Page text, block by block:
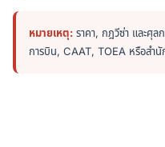
หมายเหตุ: ราคา, กฎวีซ่า และศุ
การบิน, CAAT, TOEA หรือสำ